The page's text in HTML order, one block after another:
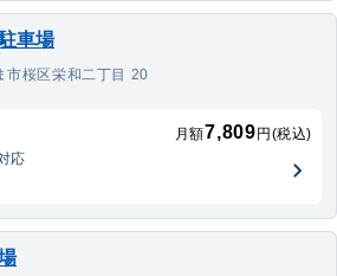
車場
市桜区栄和二丁目 20
月額7,809 円(税込)
応